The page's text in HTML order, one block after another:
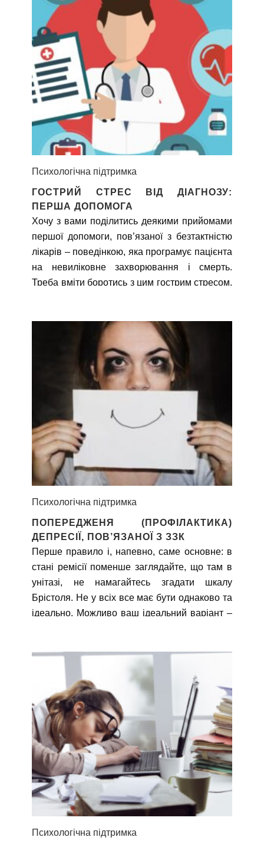
Психологічна підтримка
ГОСТРИЙ СТРЕС ВІД ДІАГНОЗУ:
ПЕРША ДОПОМОГА
Хочу з вами поділитись деякими прийомами
першої допомоги, пов’язаної з безтактністю
лікарів – поведінкою, яка програмує пацієнта
на невиліковне захворювання і смерть.
Треба вміти боротись з цим гострим стресом,
навіть з’являтися нові.
Психологічна підтримка
ПОПЕРЕДЖЕНЯ (ПРОФІЛАКТИКА)
ДЕПРЕСІЇ, ПОВ’ЯЗАНОЇ З ЗЗК
Перше правило і, напевно, саме основне: в
стані ремісії поменше заглядайте, що там в
унітазі, не намагайтесь згадати шкалу
Брістоля. Не у всіх все має бути однаково та
ідеально. Можливо ваш ідеальний варіант –
ремісія, то перестаньте «ковирятися» у своїх
«результатах» харчування. Спочатку це буде
важко вдаватися. Але, з практикою ви
побачите, що рівень тривоги значно
зменшиться.
Психологічна підтримка